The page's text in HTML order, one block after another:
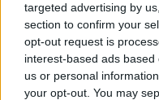
targeted advertising by
section to confirm your
opt-out request is
interest-based ads
us or personal
your opt-out. You may